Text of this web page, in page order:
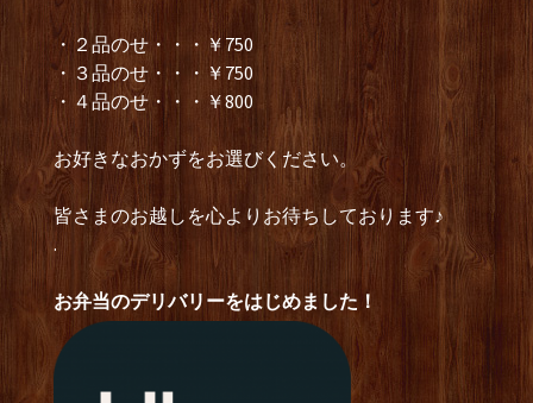
・２品のせ・・・￥750
・３品のせ・・・￥750
・４品のせ・・・￥800
お好きなおかずをお選びください。
皆さまのお越しを心よりお待ちしております♪
.
お弁当のデリバリーをはじめました！